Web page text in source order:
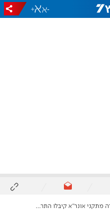
-
+